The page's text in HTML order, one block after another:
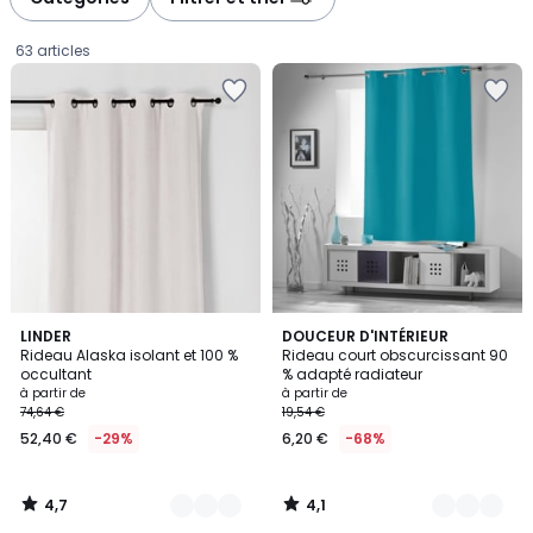
63 articles
LINDER
Rideau Alaska isolant et 100 %
occultant
Prix
à
partir
52,40
€
à partir de
74,64 €
52,40 € -29%
4,7
/ 5
18
Couleurs
4,7
/
DOUCEUR D'INTÉRIEUR
Rideau court obscurcissant 90
% adapté radiateur
à partir de
19,54 €
6,20 € -68%
4,1
/ 5
12
Couleurs
4,1
/